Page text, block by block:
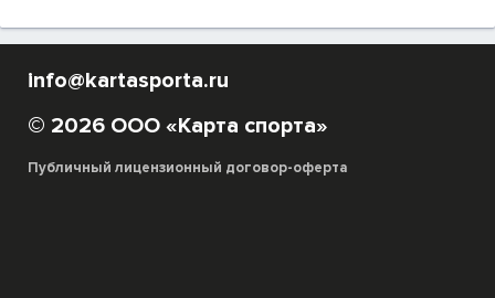
info@kartasporta.ru
© 2026 ООО «Карта спорта»
Публичный лицензионный договор-оферта